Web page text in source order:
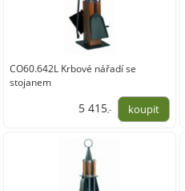
CO60.642L Krbové nářadí se
stojanem
5 415,-